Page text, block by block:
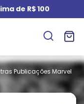
de R$ 100
Publicações Marvel